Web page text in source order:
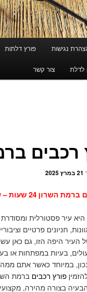
נגישות פורץ דלתות
לדלת צור קשר
רכבים
21 במרץ 2025
שעות – שירות מהיר ומקצועי בכל עת
עיר פסטורלית
חניונים פרטיים
העיר היפה הזו, גם כאן
בעיות במפתחות או
במיוחד כאשר אתם
פורץ רכבים
בצורה מהירה,